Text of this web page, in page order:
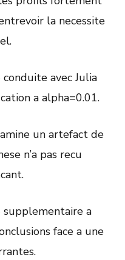
la necessite
avec Julia
a alpha=0.01.
un artefact de
n’a pas recu
supplementaire a
face a une